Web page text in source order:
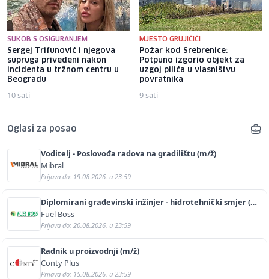
SUKOB S OSIGURANJEM
Sergej Trifunović i njegova
supruga privedeni nakon
incidenta u tržnom centru u
Beogradu
10 sati
MJESTO GRUJIČIĆI
Požar kod Srebrenice:
Potpuno izgorio objekt za
uzgoj pilića u vlasništvu
povratnika
9 sati
Oglasi za posao
Voditelj - Poslovođa radova na gradilištu (m/ž)
Mibral
Prijava do: 19.08.2026. u 23:59
Diplomirani građevinski inžinjer - hidrotehnički smjer (m/
ž)
Fuel Boss
Prijava do: 20.08.2026. u 23:59
Radnik u proizvodnji (m/ž)
Conty Plus
Prijava do: 15.08.2026. u 23:59